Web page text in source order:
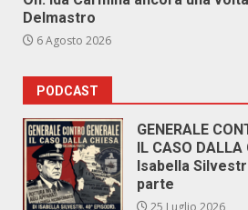
Delmastro
6 Agosto 2026
PODCAST
GENERALE
IL CASO DALLA
Isabella
parte
25 Luglio 2026